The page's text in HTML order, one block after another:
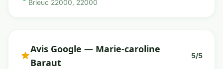
Brieuc 22000, 22000
Avis Google — Marie-caroline
Baraut
5/5